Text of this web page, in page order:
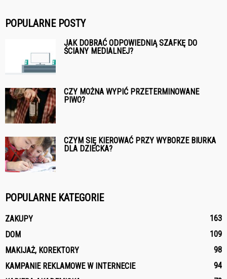
POPULARNE POSTY
JAK DOBRAĆ ODPOWIEDNIĄ SZAFKĘ DO
ŚCIANY MEDIALNEJ?
CZY MOŻNA WYPIĆ PRZETERMINOWANE
PIWO?
CZYM SIĘ KIEROWAĆ PRZY WYBORZE BIURKA
DLA DZIECKA?
POPULARNE KATEGORIE
ZAKUPY
163
DOM
109
MAKIJAŻ, KOREKTORY
98
KAMPANIE REKLAMOWE W INTERNECIE
94